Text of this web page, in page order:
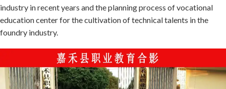
industry in recent years and the planning process of vocational
education center for the cultivation of technical talents in the
foundry industry.